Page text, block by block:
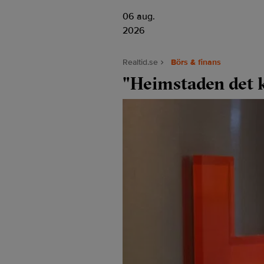
06 aug.
2026
Realtid.se Börs & finans
"Heimstaden det